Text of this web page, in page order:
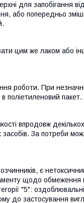
для запобігання
або попередньо
цим же лаком або
роботи. При
поліетиленовий пакет.
впродовж
За потреби
є
щодо
"5":
до застосування